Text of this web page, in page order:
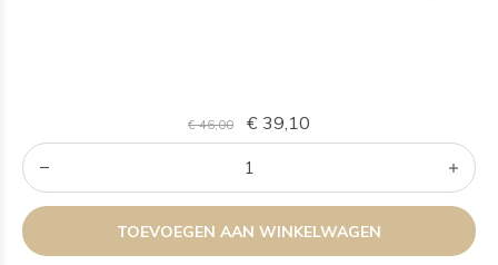
€ 46,00 € 39,10
TOEVOEGEN AAN WINKELWAGEN